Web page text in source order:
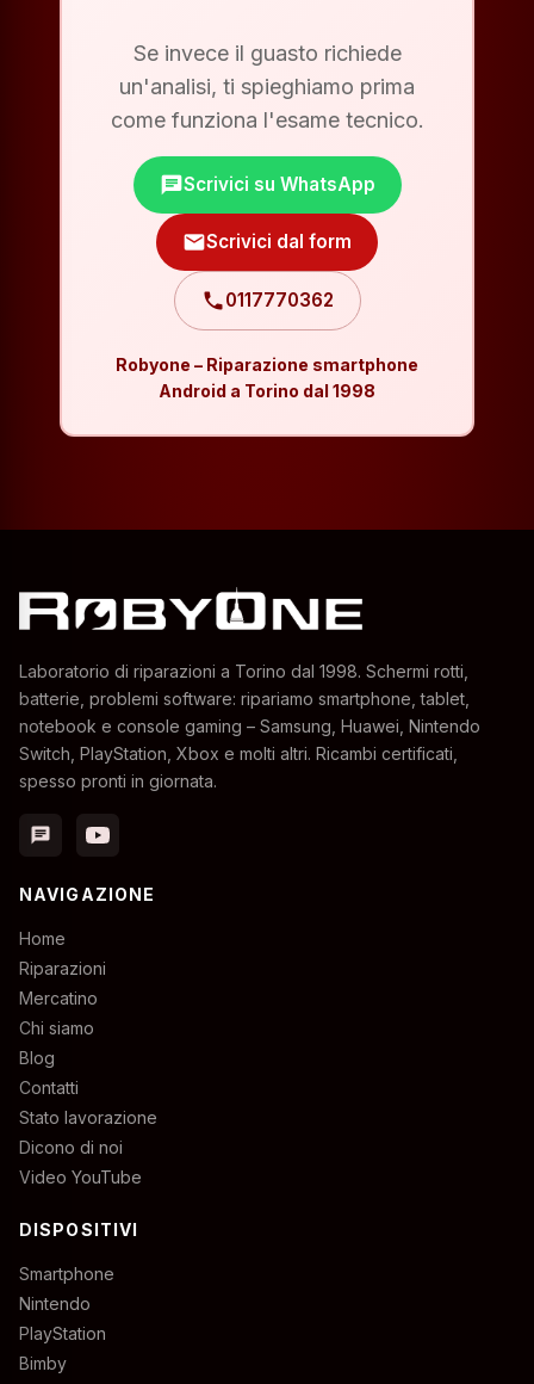
Se invece il guasto richiede
un'analisi, ti spieghiamo prima
come funziona l'esame tecnico.
chatScrivici su WhatsApp
mailScrivici dal form
phone0117770362
Robyone – Riparazione smartphone
Android a Torino dal 1998
Laboratorio di riparazioni a Torino dal 1998. Schermi rotti,
batterie, problemi software: ripariamo smartphone, tablet,
notebook e console gaming – Samsung, Huawei, Nintendo
Switch, PlayStation, Xbox e molti altri. Ricambi certificati,
spesso pronti in giornata.
chat
NAVIGAZIONE
Home
Riparazioni
Mercatino
Chi siamo
Blog
Contatti
Stato lavorazione
Dicono di noi
Video YouTube
DISPOSITIVI
Smartphone
Nintendo
PlayStation
Bimby